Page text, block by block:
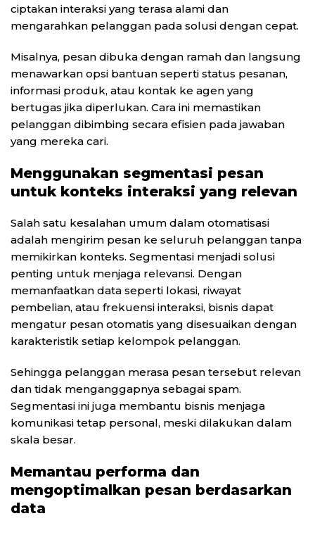
ciptakan interaksi yang terasa alami dan
mengarahkan pelanggan pada solusi dengan cepat.
Misalnya, pesan dibuka dengan ramah dan langsung
menawarkan opsi bantuan seperti status pesanan,
informasi produk, atau kontak ke agen yang
bertugas jika diperlukan. Cara ini memastikan
pelanggan dibimbing secara efisien pada jawaban
yang mereka cari.
Menggunakan segmentasi pesan
untuk konteks interaksi yang relevan
Salah satu kesalahan umum dalam otomatisasi
adalah mengirim pesan ke seluruh pelanggan tanpa
memikirkan konteks. Segmentasi menjadi solusi
penting untuk menjaga relevansi. Dengan
memanfaatkan data seperti lokasi, riwayat
pembelian, atau frekuensi interaksi, bisnis dapat
mengatur pesan otomatis yang disesuaikan dengan
karakteristik setiap kelompok pelanggan.
Sehingga pelanggan merasa pesan tersebut relevan
dan tidak menganggapnya sebagai spam.
Segmentasi ini juga membantu bisnis menjaga
komunikasi tetap personal, meski dilakukan dalam
skala besar.
Memantau performa dan
mengoptimalkan pesan berdasarkan
data